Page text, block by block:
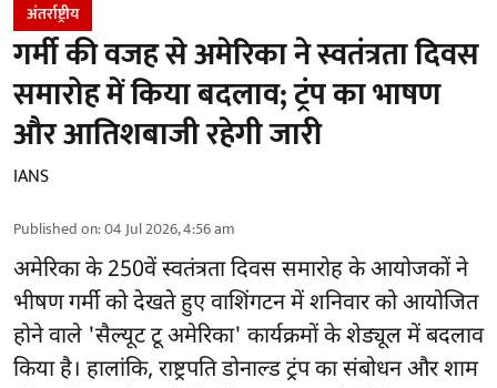
अंतर्राष्ट्रीय
गर्मी की वजह से अमेरिका ने स्वतंत्रता दिवस
समारोह में किया बदलाव; ट्रंप का भाषण
और आतिशबाजी रहेगी जारी
IANS
Published on:04 Jul 2026, 4:56 am
अमेरिका के 250वें स्वतंत्रता दिवस समारोह के आयोजकों ने
भीषण गर्मी को देखते हुए वाशिंगटन में शनिवार को आयोजित
होने वाले 'सैल्यूट टू अमेरिका' कार्यक्रमों के शेड्यूल में बदलाव
किया है। हालांकि, राष्ट्रपति डोनाल्ड ट्रंप का संबोधन और शाम